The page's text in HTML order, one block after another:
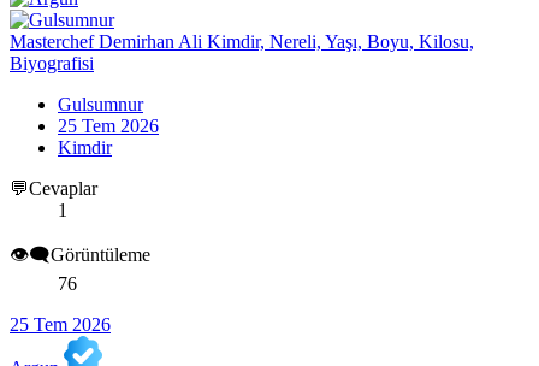
Masterchef Demirhan Ali Kimdir, Nereli, Yaşı, Boyu, Kilosu,
Biyografisi
Gulsumnur
25 Tem 2026
Kimdir
💬Cevaplar
1
👁️‍🗨️Görüntüleme
76
25 Tem 2026